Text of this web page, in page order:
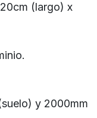
(largo) x
y 2000mm